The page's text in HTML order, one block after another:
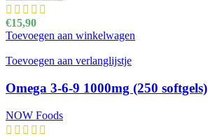
€15,90
Toevoegen aan winkelwagen
Toevoegen aan verlanglijstje
Omega 3-6-9 1000mg (250 softgels)
NOW Foods